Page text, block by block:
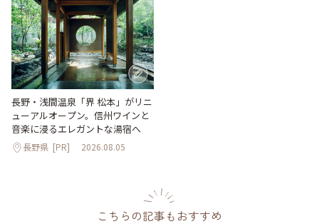
長野・浅間温泉「界 松本」がリニ
ューアルオープン。信州ワインと
音楽に浸るエレガントな湯宿へ
長野県 [PR] 2026.08.05
こちらの記事もおすすめ